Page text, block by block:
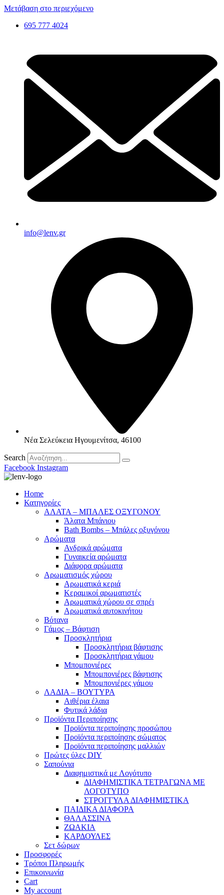
Μετάβαση στο περιεχόμενο
695 777 4024
info@lenv.gr
Νέα Σελεύκεια Ηγουμενίτσα, 46100
Search
Facebook Instagram
Home
Κατηγορίες
ΑΛΑΤΑ – ΜΠΑΛΕΣ ΟΞΥΓΟΝΟΥ
Άλατα Μπάνιου
Bath Bombs – Μπάλες οξυγόνου
Αρώματα
Ανδρικά αρώματα
Γυναικεία αρώματα
Διάφορα αρώματα
Αρωματισμός χώρου
Αρωματικά κεριά
Kεραμικοί αρωματιστές
Αρωματικά χώρου σε σπρέι
Aρωματικά αυτοκινήτου
Βότανα
Γάμος – Βάφτιση
Προσκλητήρια
Προσκλητήρια βάφτισης
Προσκλητήρια γάμου
Μπομπονιέρες
Μπομπονιέρες βάφτισης
Μπομπονιέρες γάμου
ΛΑΔΙΑ – ΒΟΥΤΥΡΑ
Αιθέρια έλαια
Φυτικά λάδια
Προϊόντα Περιποίησης
Προϊόντα περιποίησης προσώπου
Προϊόντα περιποίησης σώματος
Προϊόντα περιποίησης μαλλιών
Πρώτες ύλες DIY
Σαπούνια
Διαφημιστικά με Λογότυπο
ΔΙΑΦΗΜΙΣΤΙΚΑ ΤΕΤΡΑΓΩΝΑ ΜΕ
ΛΟΓΟΤΥΠΟ
ΣΤΡΟΓΓΥΛΑ ΔΙΑΦΗΜΙΣΤΙΚΑ
ΠΑΙΔΙΚΑ ΔΙΑΦΟΡΑ
ΘΑΛΑΣΣΙΝΑ
ΖΩΑΚΙΑ
ΚΑΡΔΟΥΛΕΣ
Σετ δώρων
Προσφορές
Τρόποι Πληρωμής
Επικοινωνία
Cart
My account